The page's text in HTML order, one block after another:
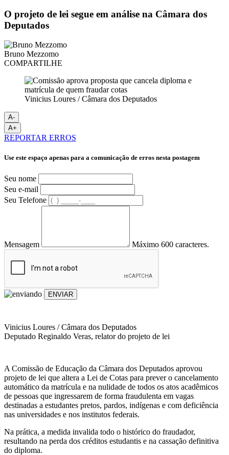
O projeto de lei segue em análise na Câmara dos
Deputados
Bruno Mezzomo
COMPARTILHE
Vinicius Loures / Câmara dos Deputados
A-
A+
REPORTAR ERROS
Use este espaço apenas para a comunicação de erros nesta postagem
Seu nome
Seu e-mail
Seu Telefone
Mensagem Máximo 600 caracteres.
ENVIAR
Vinicius Loures / Câmara dos Deputados
Deputado Reginaldo Veras, relator do projeto de lei
A Comissão de Educação da Câmara dos Deputados aprovou
projeto de lei que altera a Lei de Cotas para prever o cancelamento
automático da matrícula e na nulidade de todos os atos acadêmicos
de pessoas que ingressarem de forma fraudulenta em vagas
destinadas a estudantes pretos, pardos, indígenas e com deficiência
nas universidades e nos institutos federais.
Na prática, a medida invalida todo o histórico do fraudador,
resultando na perda dos créditos estudantis e na cassação definitiva
do diploma.